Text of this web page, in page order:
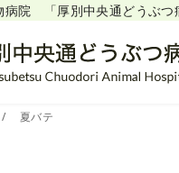
病院 「厚別中央通どうぶつ
夏バテ